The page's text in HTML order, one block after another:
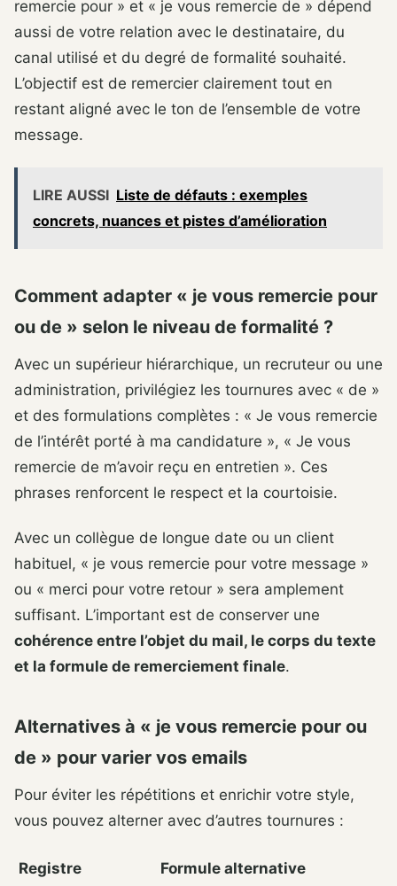
remercie pour » et « je vous remercie de » dépend
aussi de votre relation avec le destinataire, du
canal utilisé et du degré de formalité souhaité.
L’objectif est de remercier clairement tout en
restant aligné avec le ton de l’ensemble de votre
message.
LIRE AUSSI Liste de défauts : exemples
concrets, nuances et pistes d’amélioration
Comment adapter « je vous remercie pour
ou de » selon le niveau de formalité ?
Avec un supérieur hiérarchique, un recruteur ou une
administration, privilégiez les tournures avec « de »
et des formulations complètes : « Je vous remercie
de l’intérêt porté à ma candidature », « Je vous
remercie de m’avoir reçu en entretien ». Ces
phrases renforcent le respect et la courtoisie.
Avec un collègue de longue date ou un client
habituel, « je vous remercie pour votre message »
ou « merci pour votre retour » sera amplement
suffisant. L’important est de conserver une
cohérence entre l’objet du mail, le corps du texte
et la formule de remerciement finale.
Alternatives à « je vous remercie pour ou
de » pour varier vos emails
Pour éviter les répétitions et enrichir votre style,
vous pouvez alterner avec d’autres tournures :
Registre Formule alternative